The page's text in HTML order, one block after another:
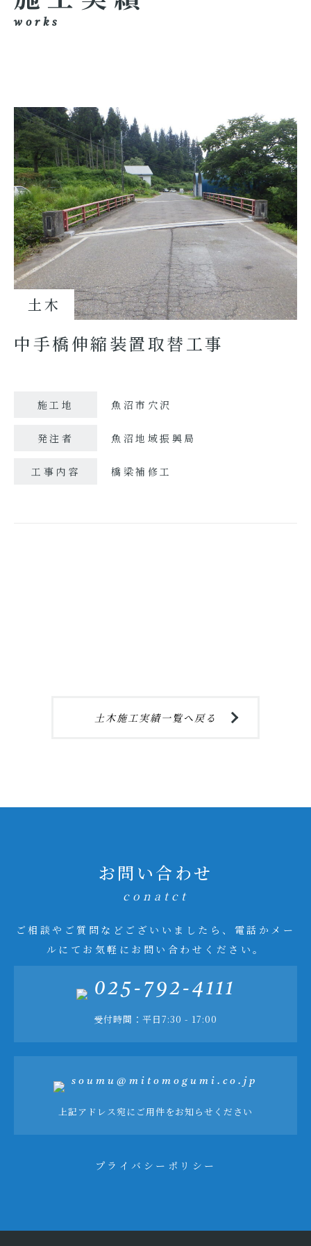
works
土木
中手橋伸縮装置取替工事
施工地 魚沼市穴沢
発注者 魚沼地域振興局
工事内容 橋梁補修工
土木施工実績一覧へ戻る
お問い合わせ
conatct
ご相談やご質問などございいましたら、電話かメー
ルにてお気軽にお問い合わせください。
025-792-4111
受付時間：平日7:30 - 17:00
soumu@mitomogumi.co.jp
上記アドレス宛にご用件をお知らせください
プライバシーポリシー